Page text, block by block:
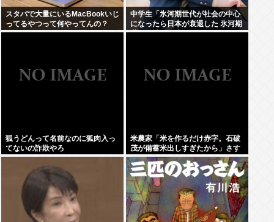
スタバで大量にいるMacBookいじ
ってるやつって何やってんの？
中学生「氷河期世代が社会の中心
になったら日本が衰退した 氷河期
世代が社会の癌！」Xで1万いいね
狐うどんって名前なのに狐肉入っ
てないの詐欺やろ
米農家「米を作るだけ赤字。石破
茂が備蓄米出しすぎたから」さす
がに食べて応援しようよ